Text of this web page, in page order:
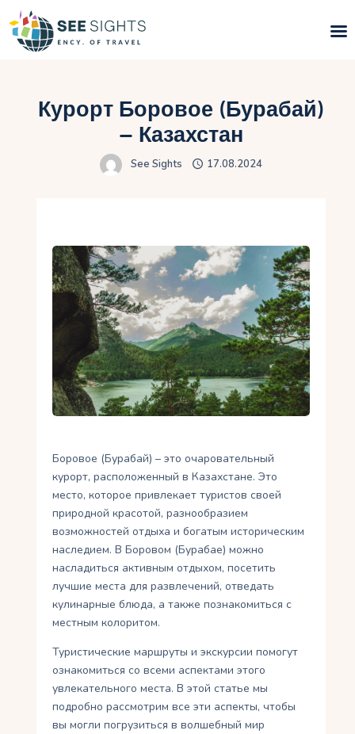
Горящие туры
Типы Туров
Инфо
Блог
Контакты
Курорт Боровое (Бурабай)
– Казахстан
See Sights 17.08.2024
Боровое (Бурабай) – это очаровательный
курорт, расположенный в Казахстане. Это
место, которое привлекает туристов своей
природной красотой, разнообразием
возможностей отдыха и богатым историческим
наследием. В Боровом (Бурабае) можно
насладиться активным отдыхом, посетить
лучшие места для развлечений, отведать
кулинарные блюда, а также познакомиться с
местным колоритом.
Туристические маршруты и экскурсии помогут
ознакомиться со всеми аспектами этого
увлекательного места. В этой статье мы
подробно рассмотрим все эти аспекты, чтобы
вы могли погрузиться в волшебный мир